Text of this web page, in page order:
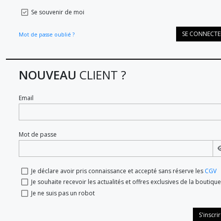
Se souvenir de moi
Mot de passe oublié ? SE
NOUVEAU CLIENT ?
Email
Mot de passe
Je déclare avoir pris connaissance et accepté sans réserve les CGV
Je souhaite recevoir les actualités et offres exclusives de la boutique
Je ne suis pas un robot